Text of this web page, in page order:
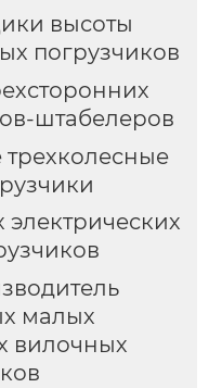
высоты
погрузчиков
штабелеров
малых
вилочных